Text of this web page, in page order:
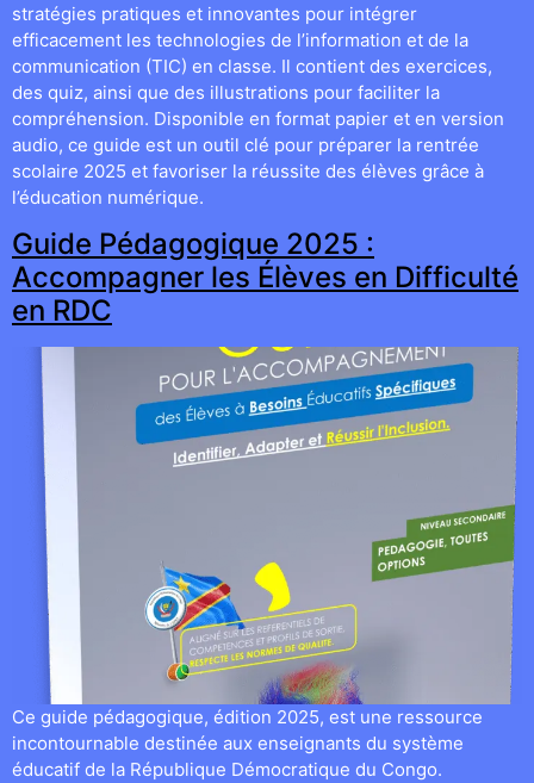
stratégies pratiques et innovantes pour intégrer
efficacement les technologies de l’information et de la
communication (TIC) en classe. Il contient des exercices,
des quiz, ainsi que des illustrations pour faciliter la
compréhension. Disponible en format papier et en version
audio, ce guide est un outil clé pour préparer la rentrée
scolaire 2025 et favoriser la réussite des élèves grâce à
l’éducation numérique.
Guide Pédagogique 2025 :
Accompagner les Élèves en Difficulté
en RDC
Ce guide pédagogique, édition 2025, est une ressource
incontournable destinée aux enseignants du système
éducatif de la République Démocratique du Congo.